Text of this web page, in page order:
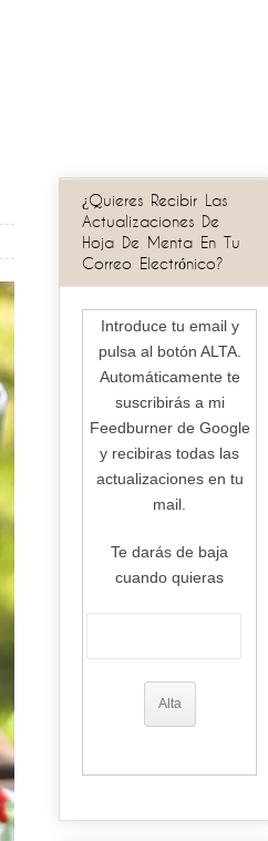
¿Quieres Recibir Las
Actualizaciones De
Hoja De Menta En Tu
Correo Electrónico?
Introduce tu email y
pulsa al botón ALTA.
Automáticamente te
suscribirás a mi
Feedburner de Google
y recibiras todas las
actualizaciones en tu
mail.
Te darás de baja
cuando quieras